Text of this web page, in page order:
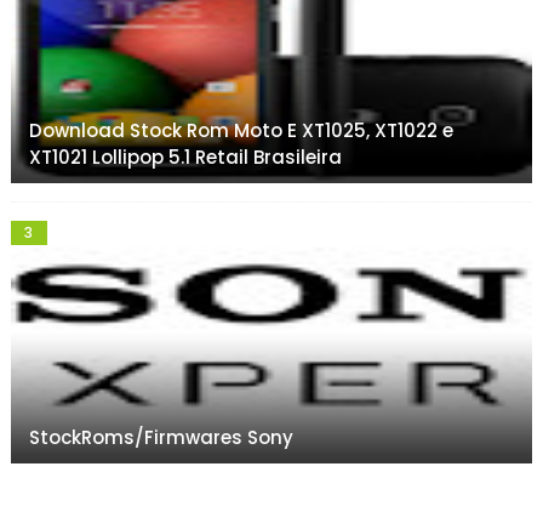
Download Stock Rom Moto E XT1025, XT1022 e
XT1021 Lollipop 5.1 Retail Brasileira
StockRoms/Firmwares Sony